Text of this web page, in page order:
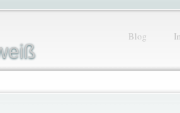
Blog